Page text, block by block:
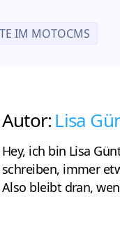
IM MOTOCMS
Autor:Lisa
Hey, ich bin Lisa
schreiben, immer
Also bleibt dran,